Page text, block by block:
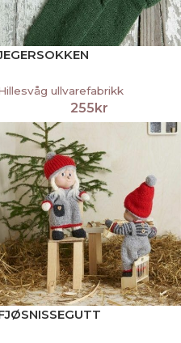
ullvarefabrikk
255kr